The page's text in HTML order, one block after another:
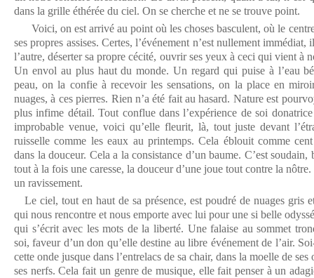
dans la grille éthérée du ciel. On se cherche et ne se trouve point.
Voici, on est arrivé au point où les choses basculent, où le
ses propres assises. Certes, l’événement n’est nullement immédiat,
l’autre, déserter sa propre cécité, ouvrir ses yeux à ceci qui vient à
Un envol au plus haut du monde. Un regard qui puise à l’eau
peau, on la confie à recevoir les sensations, on la place en
nuages, à ces pierres. Rien n’a été fait au hasard. Nature est
plus infime détail. Tout conflue dans l’expérience de soi
improbable venue, voici qu’elle fleurit, là, tout juste devant
ruisselle comme les eaux au printemps. Cela éblouit comme
dans la douceur. Cela a la consistance d’un baume. C’est
tout à la fois une caresse, la douceur d’une joue tout contre la
un ravissement.
Le ciel, tout en haut de sa présence, est poudré de nuages gris
qui nous rencontre et nous emporte avec lui pour une si belle
qui s’écrit avec les mots de la liberté. Une falaise au sommet
soi, faveur d’un don qu’elle destine au libre événement de l’air.
cette onde jusque dans l’entrelacs de sa chair, dans la moelle de
ses nerfs. Cela fait un genre de musique, elle fait penser à un